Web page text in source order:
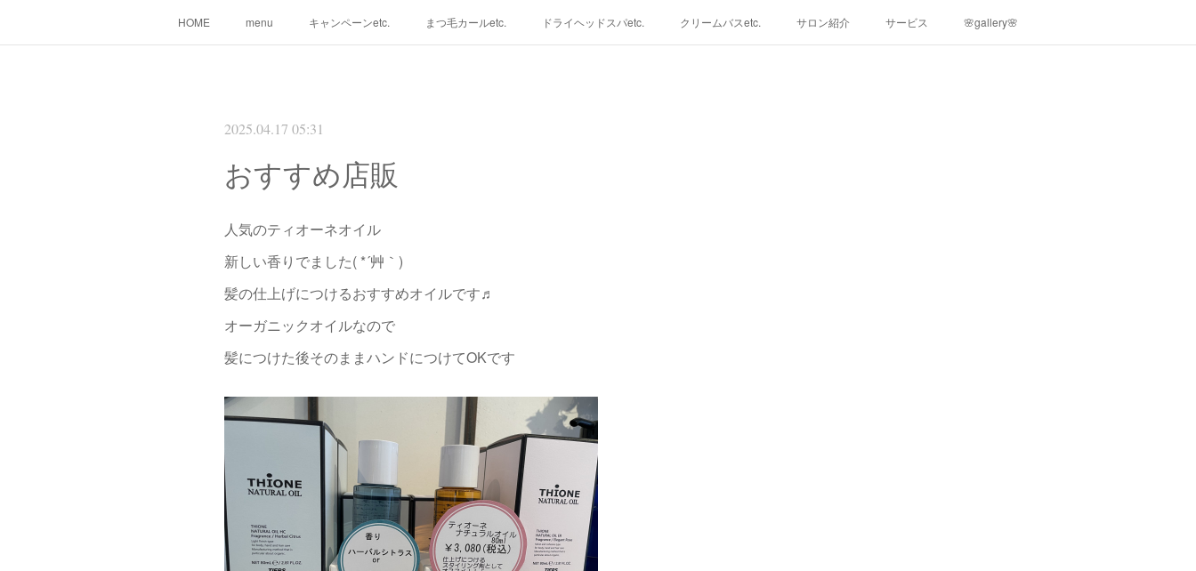
HOME menu キャンペーンetc. まつ毛カールetc. ドライヘッドスパetc. クリームバスetc. サロン紹介 サービス 🌸gallery🌸
2025.04.17 05:31
おすすめ店販
人気のティオーネオイル
新しい香りでました( *´艸｀)
髪の仕上げにつけるおすすめオイルです♬
オーガニックオイルなので
髪につけた後そのままハンドにつけてOKです